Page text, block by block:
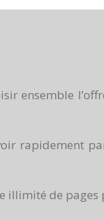
ensemble
rapidement
illimité de